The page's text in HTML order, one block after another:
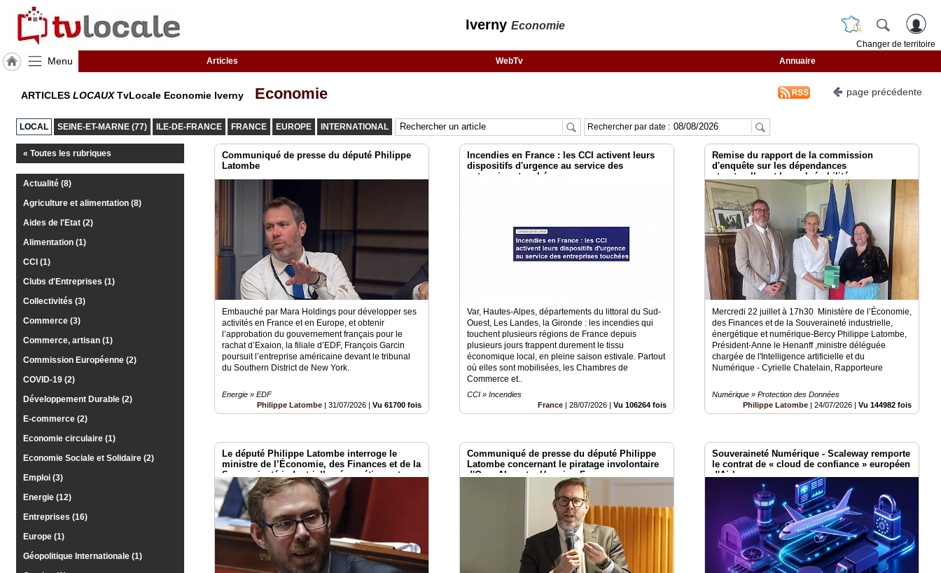
Iverny Economie
Changer de territoire
Menu Articles WebTv Annuaire
ACCUEIL
Iverny
TvLocale
France
RUBRIQUES
Agenda
Gazette
Médias
groupe
Prémium
Inscription
annuaire
éditeur
ARTICLES LOCAUXTvLocale Economie Iverny Economie page précédente
LOCAL SEINE-ET-MARNE (77) ILE-DE-FRANCE FRANCE EUROPE INTERNATIONAL Rechercher par date :
« Toutes les rubriques
Actualité (8)
Agriculture et alimentation (8)
Aides de l'Etat (2)
Alimentation (1)
CCI (1)
Clubs d'Entreprises (1)
Collectivités (3)
Commerce (3)
Commerce, artisan (1)
Commission Européenne (2)
COVID-19 (2)
Développement Durable (2)
E-commerce (2)
Economie circulaire (1)
Economie Sociale et Solidaire (2)
Emploi (3)
Energie (12)
Entreprises (16)
Europe (1)
Géopolitique Internationale (1)
Communiqué de presse du député Philippe
Latombe
Embauché par Mara Holdings pour développer ses
activités en France et en Europe, et obtenir
l’approbation du gouvernement français pour le
rachat d’Exaion, la filiale d’EDF, François Garcin
poursuit l’entreprise américaine devant le tribunal
du Southern District de New York.
Energie » EDF
Philippe Latombe |31/07/2026 |Vu 61700 fois
Incendies en France : les CCI activent leurs
dispositifs d'urgence au service des
entreprises touchées
Var, Hautes-Alpes, départements du littoral du Sud-
Ouest, Les Landes, la Gironde : les incendies qui
touchent plusieurs régions de France depuis
plusieurs jours frappent durement le tissu
économique local, en pleine saison estivale. Partout
où elles sont mobilisées, les Chambres de
Commerce et..
CCI » Incendies
France |28/07/2026 |Vu 106264 fois
Remise du rapport de la commission
d'enquête sur les dépendances
structurelles et les vulnérabilités
systémiques dans le secteur du numérique et
les risques pour l’indépendance de la France
Mercredi 22 juillet à 17h30 Ministère de l’Économie,
des Finances et de la Souveraineté industrielle,
énergétique et numérique-Bercy Philippe Latombe,
Président-Anne le Henanff ,ministre déléguée
chargée de l'Intelligence artificielle et du
Numérique - Cyrielle Chatelain, Rapporteure
Numérique » Protection des Données
Philippe Latombe |24/07/2026 |Vu 144982 fois
Le député Philippe Latombe interroge le
ministre de l’Économie, des Finances et de la
Souveraineté industrielle , énergétique et
numérique
Communiqué de presse du député Philippe
Latombe concernant le piratage involontaire
d'OpenAI contre Hugging Face
Souveraineté Numérique - Scaleway remporte
le contrat de « cloud de confiance » européen
d'Airbus